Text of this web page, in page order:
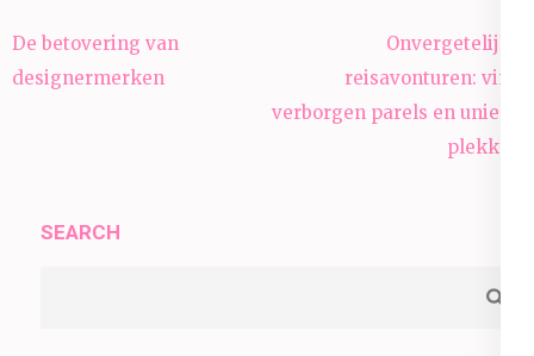
Post
navigation
De betovering van
designermerken
Onvergetelijke
reisavonturen: vind
verborgen parels en unieke
plekken
SEARCH